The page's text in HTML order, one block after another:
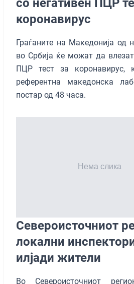
со негативен ПЦР
коронавирус
Граѓаните на Македонија од
во Србија ќе можат да
ПЦР тест за коронавирус,
референтна македонска
постар од 48 часа.
Североисточниот
локални
илјади жители
Во Североисточниот